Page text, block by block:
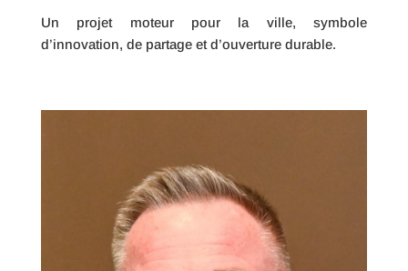
Un projet moteur pour la ville, symbole
d’innovation, de partage et d’ouverture durable.